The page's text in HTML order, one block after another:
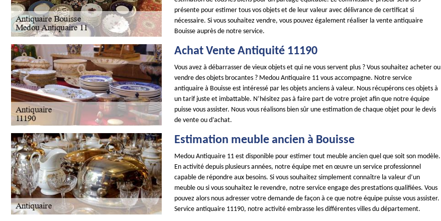
présente pour estimer tous vos objets et de leur valeur avec délivrance de certificat si
nécessaire. Si vous souhaitez vendre, vous pouvez également réaliser la vente antiquaire
Bouisse auprès de notre service.
Achat Vente Antiquité 11190
Vous avez à débarrasser de vieux objets et qui ne vous servent plus ? Vous souhaitez acheter ou
vendre des objets brocantes ? Medou Antiquaire 11 vous accompagne. Notre service
antiquaire à Bouisse est intéressé par les objets anciens à valeur. Nous récupérons ces objets à
un tarif juste et imbattable. N’hésitez pas à faire part de votre projet afin que notre équipe
puisse vous assister. Nous vous réalisons bien sûr une estimation de chaque objet pour le devis
de vente ou d’achat.
Estimation meuble ancien à Bouisse
Medou Antiquaire 11 est disponible pour estimer tout meuble ancien quel que soit son modèle.
En activité depuis plusieurs années, notre équipe met en œuvre un service professionnel
capable de répondre aux besoins. Si vous souhaitez simplement connaître la valeur d’un
meuble ou si vous souhaitez le revendre, notre service engage des prestations qualifiées. Vous
pouvez alors nous adresser votre demande de façon à ce que notre équipe puisse vous assister.
Service antiquaire 11190, notre activité embrasse les différentes villes du département.